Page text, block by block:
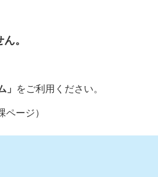
。
」 をご利用ください。
ページ）